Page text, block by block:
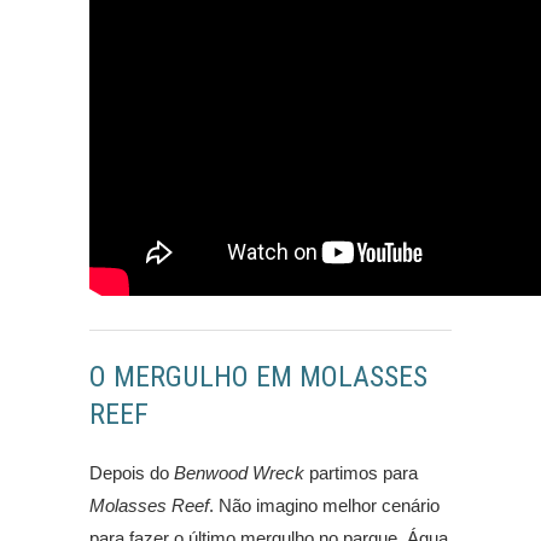
O MERGULHO EM MOLASSES
REEF
Depois do Benwood Wreck partimos para
Molasses Reef. Não imagino melhor cenário